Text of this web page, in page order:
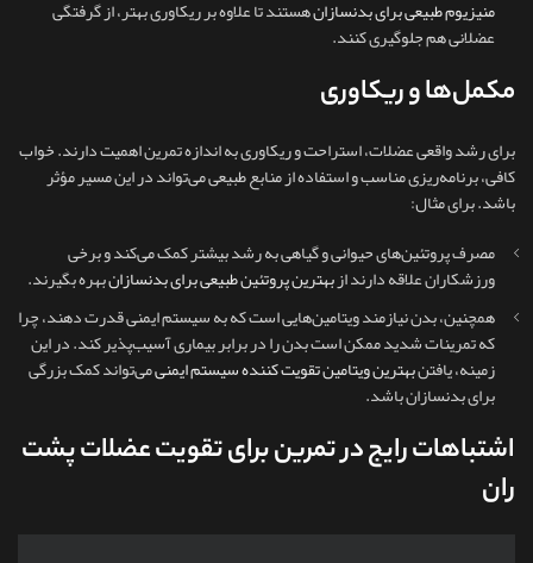
منیزیوم طبیعی برای بدنسازانهستند تا علاوه بر ریکاوری بهتر، از گرفتگی
عضلانی هم جلوگیری کنند.
مکمل‌ها و ریکاوری
برای رشد واقعی عضلات، استراحت و ریکاوری به‌ اندازه تمرین اهمیت دارند. خواب
کافی، برنامه‌ریزی مناسب و استفاده از منابع طبیعی می‌تواند در این مسیر مؤثر
باشد. برای مثال:
مصرف پروتئین‌های حیوانی و گیاهی به رشد بیشتر کمک می‌کند و برخی
ورزشکاران علاقه دارند ازبهترین پروتئین طبیعی برای بدنسازانبهره بگیرند.
همچنین، بدن نیازمند ویتامین‌هایی است که به سیستم ایمنی قدرت دهند، چرا
که تمرینات شدید ممکن است بدن را در برابر بیماری آسیب‌پذیر کند. در این
زمینه، یافتنبهترین ویتامین تقویت کننده سیستم ایمنیمی‌تواند کمک بزرگی
برای بدنسازان باشد.
اشتباهات رایج در تمرین برای تقویت عضلات پشت
ران